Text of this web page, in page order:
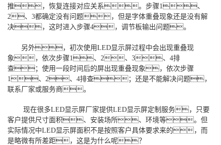
推，恢复连接对应关系。步骤1、
2、3都确定没有问题，但是字体重叠现象还是没有解
决，这时进入步骤4，调节板输出问题。
另外，初次使用LED显示屏过程中会出现重叠现
象，依次步骤1、2、3、4排
查；使用一段时间后的屏出现重叠现象，依次步骤
1、2、4排查；还是不能解决问题，
联系厂家或服务商。
现在很多LED显示屏厂家提供LED显示屏定制服务，只要
客户提供尺寸面积、安装场所、环境等。但
实际情况中LED显示屏面积不是按照客户具体要求来的，而
是略微有所差距，这是为什么呢？